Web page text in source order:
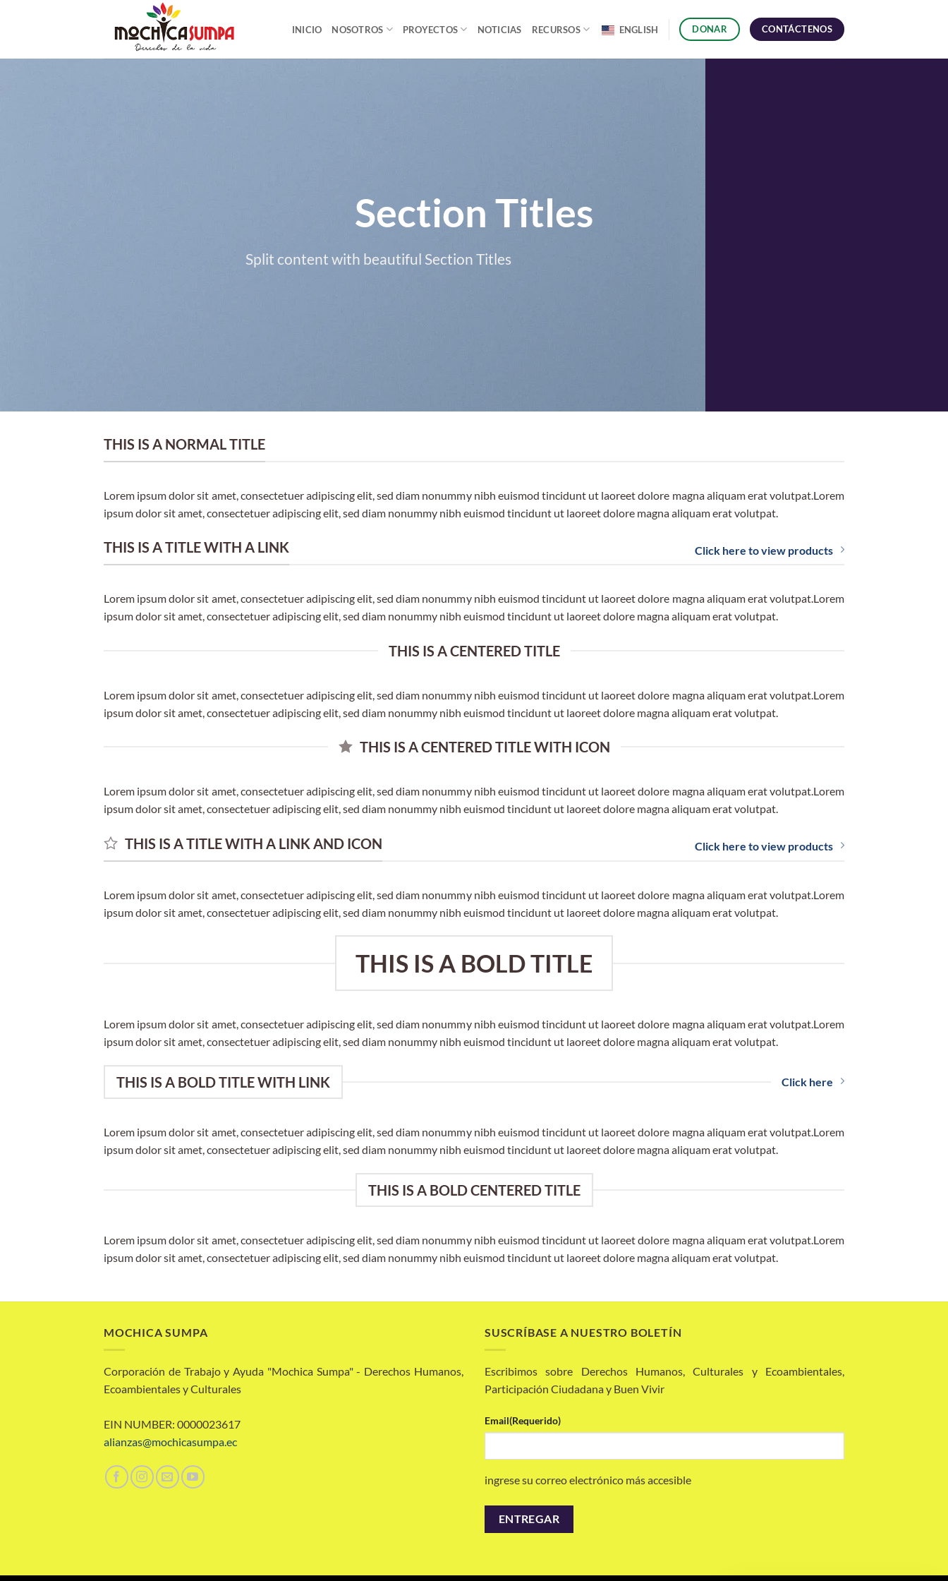
INICIO NOSOTROS PROYECTOS NOTICIAS RECURSOS ENGLISH DONAR CONTÁCTENOS
Section Titles
Split content with beautiful Section Titles
THIS IS A NORMAL TITLE
Lorem ipsum dolor sit amet, consectetuer adipiscing elit, sed diam nonummy nibh euismod tincidunt ut laoreet dolore magna aliquam erat volutpat.Lorem
ipsum dolor sit amet, consectetuer adipiscing elit, sed diam nonummy nibh euismod tincidunt ut laoreet dolore magna aliquam erat volutpat.
THIS IS A TITLE WITH A LINK Click here to view products
Lorem ipsum dolor sit amet, consectetuer adipiscing elit, sed diam nonummy nibh euismod tincidunt ut laoreet dolore magna aliquam erat volutpat.Lorem
ipsum dolor sit amet, consectetuer adipiscing elit, sed diam nonummy nibh euismod tincidunt ut laoreet dolore magna aliquam erat volutpat.
THIS IS A CENTERED TITLE
Lorem ipsum dolor sit amet, consectetuer adipiscing elit, sed diam nonummy nibh euismod tincidunt ut laoreet dolore magna aliquam erat volutpat.Lorem
ipsum dolor sit amet, consectetuer adipiscing elit, sed diam nonummy nibh euismod tincidunt ut laoreet dolore magna aliquam erat volutpat.
THIS IS A CENTERED TITLE WITH ICON
Lorem ipsum dolor sit amet, consectetuer adipiscing elit, sed diam nonummy nibh euismod tincidunt ut laoreet dolore magna aliquam erat volutpat.Lorem
ipsum dolor sit amet, consectetuer adipiscing elit, sed diam nonummy nibh euismod tincidunt ut laoreet dolore magna aliquam erat volutpat.
THIS IS A TITLE WITH A LINK AND ICON Click here to view products
Lorem ipsum dolor sit amet, consectetuer adipiscing elit, sed diam nonummy nibh euismod tincidunt ut laoreet dolore magna aliquam erat volutpat.Lorem
ipsum dolor sit amet, consectetuer adipiscing elit, sed diam nonummy nibh euismod tincidunt ut laoreet dolore magna aliquam erat volutpat.
THIS IS A BOLD TITLE
Lorem ipsum dolor sit amet, consectetuer adipiscing elit, sed diam nonummy nibh euismod tincidunt ut laoreet dolore magna aliquam erat volutpat.Lorem
ipsum dolor sit amet, consectetuer adipiscing elit, sed diam nonummy nibh euismod tincidunt ut laoreet dolore magna aliquam erat volutpat.
THIS IS A BOLD TITLE WITH LINK Click here
Lorem ipsum dolor sit amet, consectetuer adipiscing elit, sed diam nonummy nibh euismod tincidunt ut laoreet dolore magna aliquam erat volutpat.Lorem
ipsum dolor sit amet, consectetuer adipiscing elit, sed diam nonummy nibh euismod tincidunt ut laoreet dolore magna aliquam erat volutpat.
THIS IS A BOLD CENTERED TITLE
Lorem ipsum dolor sit amet, consectetuer adipiscing elit, sed diam nonummy nibh euismod tincidunt ut laoreet dolore magna aliquam erat volutpat.Lorem
ipsum dolor sit amet, consectetuer adipiscing elit, sed diam nonummy nibh euismod tincidunt ut laoreet dolore magna aliquam erat volutpat.
MOCHICA SUMPA
Corporación de Trabajo y Ayuda "Mochica Sumpa" - Derechos Humanos,
Ecoambientales y Culturales
EIN NUMBER: 0000023617
alianzas@mochicasumpa.ec
SUSCRÍBASE A NUESTRO BOLETÍN
Escribimos sobre Derechos Humanos, Culturales y Ecoambientales,
Participación Ciudadana y Buen Vivir
Email(Requerido)
ingrese su correo electrónico más accesible